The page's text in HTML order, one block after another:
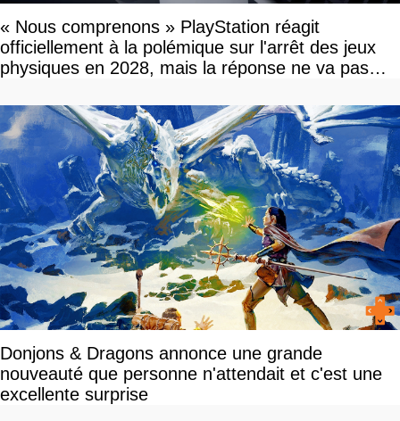
« Nous comprenons » PlayStation réagit
officiellement à la polémique sur l'arrêt des jeux
physiques en 2028, mais la réponse ne va pas
Donjons & Dragons annonce une grande
nouveauté que personne n'attendait et c'est une
excellente surprise